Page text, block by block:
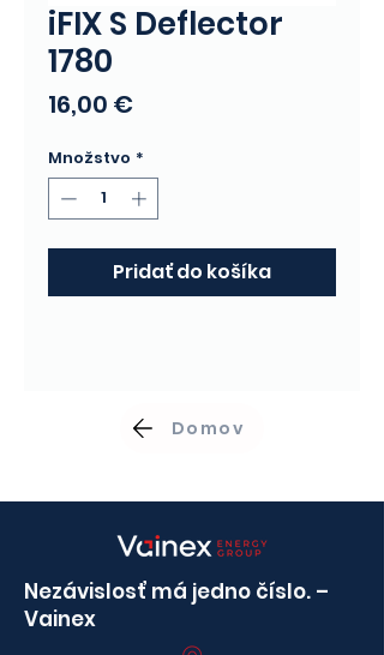
iFIX S Deflector
1780
16,00 €Price
Množstvo *
Pridať do košíka
Domov
Nezávislosť má jedno číslo. –
Vainex